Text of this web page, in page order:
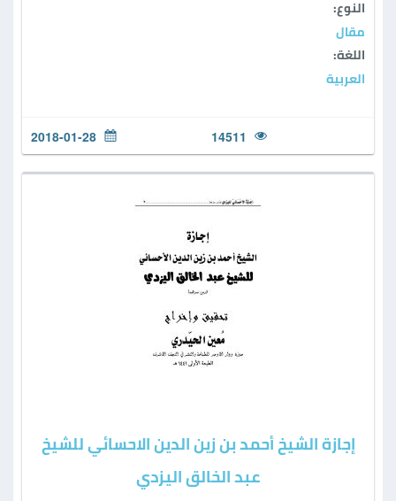
النوع:
مقال
اللغة:
العربية
14511
2018-01-28
إجازة الشيخ أحمد بن زين الدين الاحسائي للشيخ
عبد الخالق اليزدي